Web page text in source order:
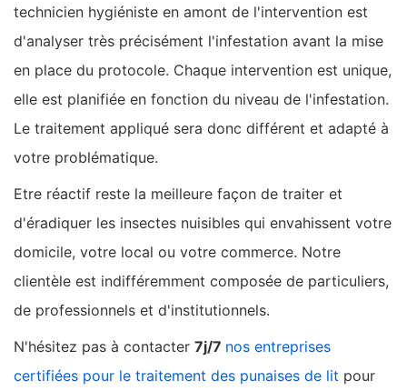
technicien hygiéniste en amont de l'intervention est
d'analyser très précisément l'infestation avant la mise
en place du protocole. Chaque intervention est unique,
elle est planifiée en fonction du niveau de l'infestation.
Le traitement appliqué sera donc différent et adapté à
votre problématique.
Etre réactif reste la meilleure façon de traiter et
d'éradiquer les insectes nuisibles qui envahissent votre
domicile, votre local ou votre commerce. Notre
clientèle est indifféremment composée de particuliers,
de professionnels et d'institutionnels.
N'hésitez pas à contacter 7j/7 nos entreprises
certifiées pour le traitement des punaises de lit pour